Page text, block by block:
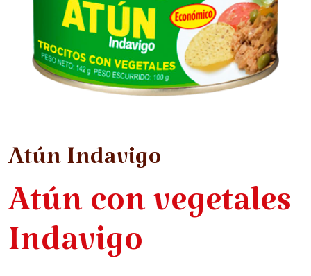
Atún Indavigo
Atún con vegetales
Indavigo